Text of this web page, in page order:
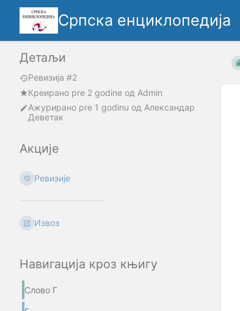
Српска енциклопедија
Детаљи
Ревизија #2
Креирано pre 2 godine oд Admin
Ажурирано pre 1 godinu од Александар
Деветак
Акције
Ревизије
Извоз
Навигација кроз књигу
Слово Г